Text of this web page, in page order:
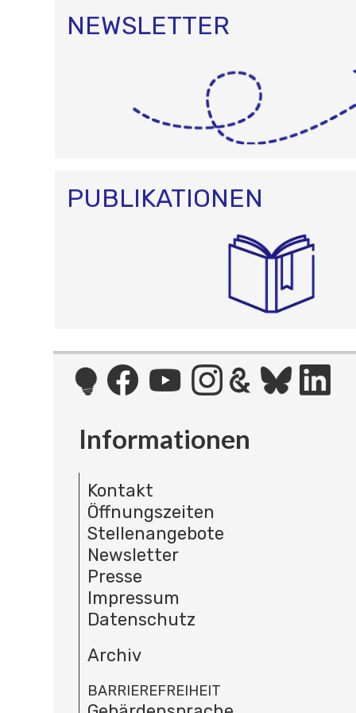
NEWSLETTER
PUBLIKATIONEN
Informationen
Kontakt
Öffnungszeiten
Stellenangebote
Newsletter
Presse
Impressum
Datenschutz
Archiv
BARRIEREFREIHEIT